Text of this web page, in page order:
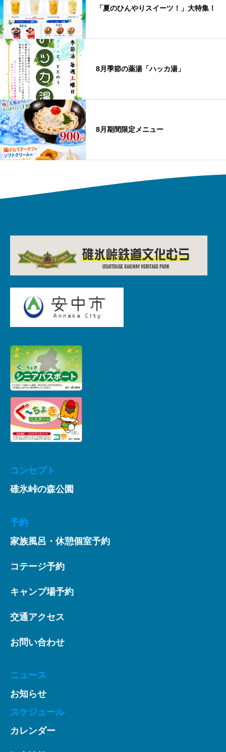
「夏のひんやりスイーツ！」大特集！
8月季節の薬湯「ハッカ湯」
8月期間限定メニュー
コンセプト
碓氷峠の森公園
予約
家族風呂・休憩個室予約
コテージ予約
キャンプ場予約
交通アクセス
お問い合わせ
ニュース
お知らせ
スケジュール
カレンダー